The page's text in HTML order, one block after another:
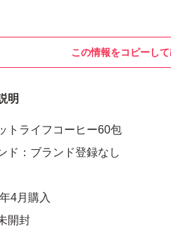
この情報をコピーし
明
トライフコーヒー60包
ド：ブランド登録なし
4月購入
開封